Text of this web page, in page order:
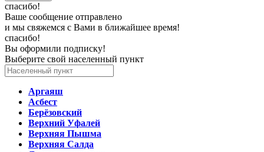
спасибо!
Ваше сообщение отправлено
и мы свяжемся с Вами в ближайшее время!
спасибо!
Вы оформили подписку!
Выберите свой населенный пункт
Аргаяш
Асбест
Берёзовский
Верхний Уфалей
Верхняя Пышма
Верхняя Салда